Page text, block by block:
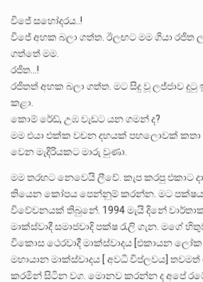
විජේ සහෝදරය..!
විජේ අහක බලා ගත්ත. ඊලඟට මම ගියා රජිත
ගත්තේ මම.
රජිත…!
රජිතත් අහක බලා ගත්ත. මට සිදු වූ ලජ්ජාව දුටු
කළා.
කොම් රේඩ්, උඹ වැඩට යන ගමන් ද?
මම එයා එක්ක වචන දහයක් පහලොවක් කතා
වෙන මැදිරියකට මාරු වුණා.
මම තරහට නෙවෙයි ලීවේ. කැප කරපු එකාට
තියෙන කෝපය පෙන්නුම් කරන්න. මට
විවේචනයක් තිබුනේ. 1994 මැයි දිනේ
මාක්ස්වාදී සමාජවාදි පක්ෂ රැලි ගැන. මගේ
විකොස ථෙරවාදී මාක්ස්වාදය [එකායන
මහායාන මාක්ස්වාදය [ අවධි විප්ලවය] තවමත්
කරමින් සිටින වග. මොනව කරන්න ද අපේ